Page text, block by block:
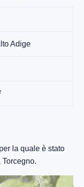
Adige
la quale è stato